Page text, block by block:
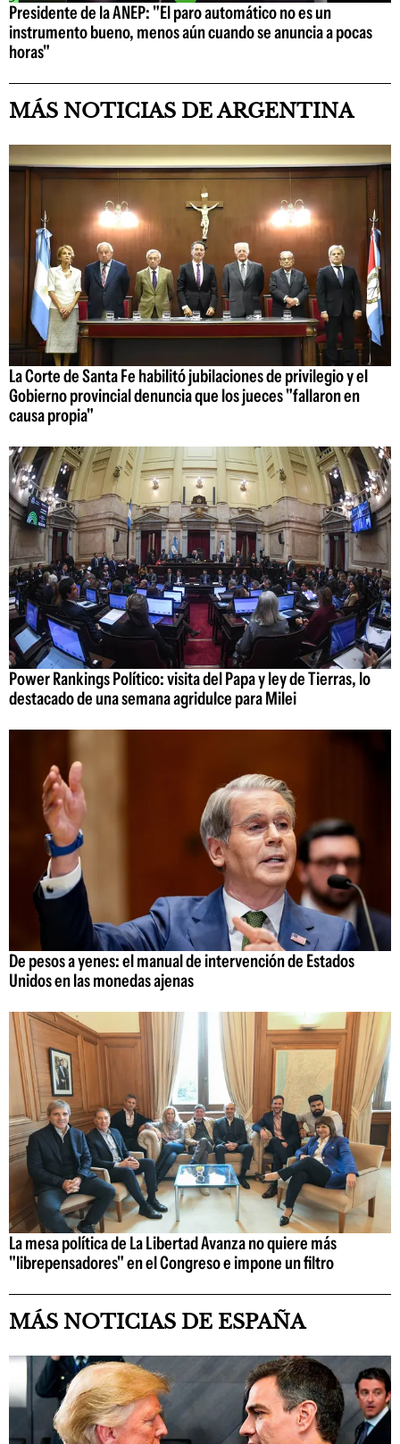
Presidente de la ANEP: "El paro automático no es un
instrumento bueno, menos aún cuando se anuncia a pocas
horas"
MÁS NOTICIAS DE ARGENTINA
La Corte de Santa Fe habilitó jubilaciones de privilegio y el
Gobierno provincial denuncia que los jueces "fallaron en
causa propia"
Power Rankings Político: visita del Papa y ley de Tierras, lo
destacado de una semana agridulce para Milei
De pesos a yenes: el manual de intervención de Estados
Unidos en las monedas ajenas
La mesa política de La Libertad Avanza no quiere más
"librepensadores" en el Congreso e impone un filtro
MÁS NOTICIAS DE ESPAÑA